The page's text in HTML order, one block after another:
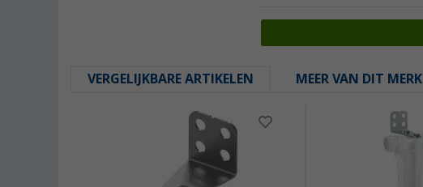
VERGELIJKBARE ARTIKELEN MEER VAN DIT MERK